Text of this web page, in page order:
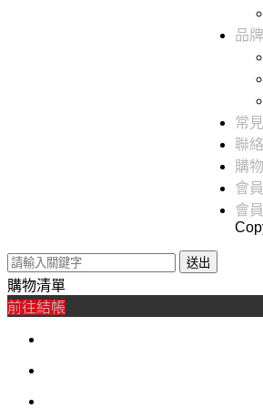
品
常
聯
購
會
會
送出
購物清單
前往結帳